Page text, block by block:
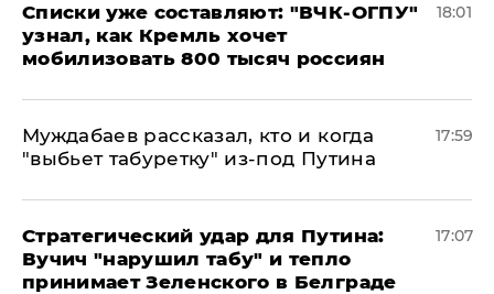
Списки уже составляют: "ВЧК-ОГПУ"
узнал, как Кремль хочет
мобилизовать 800 тысяч россиян
18:01
Муждабаев рассказал, кто и когда
"выбьет табуретку" из-под Путина
17:59
Стратегический удар для Путина:
Вучич "нарушил табу" и тепло
принимает Зеленского в Белграде
17:07